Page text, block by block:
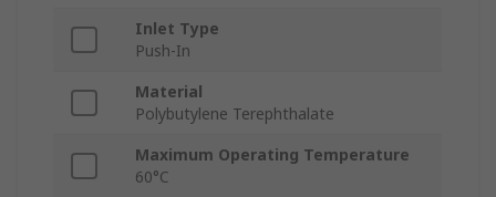
Inlet Type
Push-In
Material
Polybutylene Terephthalate
Maximum Operating Temperature
60°C